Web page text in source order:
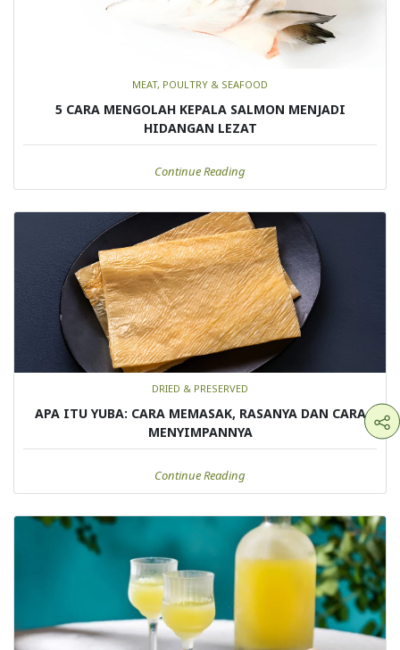
MEAT, POULTRY & SEAFOOD
5 CARA MENGOLAH KEPALA SALMON MENJADI
HIDANGAN LEZAT
Continue Reading
DRIED & PRESERVED
APA ITU YUBA: CARA MEMASAK, RASANYA DAN CARA
MENYIMPANNYA
Continue Reading